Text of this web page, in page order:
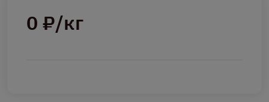
0 ₽/кг